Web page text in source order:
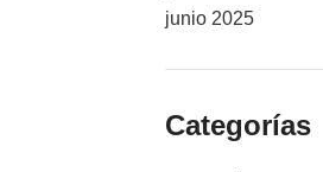
junio 2025
Categorías